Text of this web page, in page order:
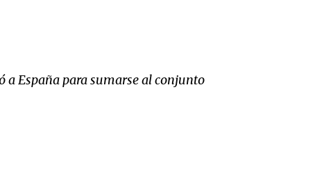
a España para sumarse al conjunto